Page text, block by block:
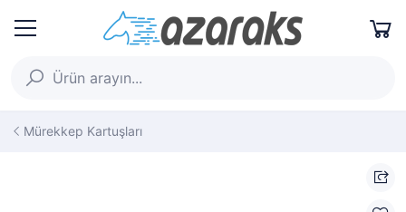
Mürekkep Kartuşları